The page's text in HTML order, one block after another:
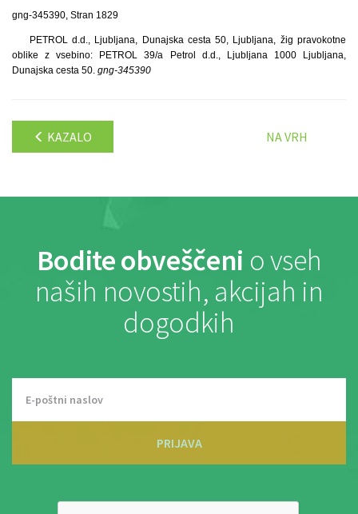
gng-345390, Stran 1829
PETROL d.d., Ljubljana, Dunajska cesta 50, Ljubljana, žig pravokotne
oblike z vsebino: PETROL 39/a Petrol d.d., Ljubljana 1000 Ljubljana,
Dunajska cesta 50. gng-345390
KAZALO NA VRH
Bodite obveščeni o vseh
naših novostih, akcijah in
dogodkih
PRIJAVA